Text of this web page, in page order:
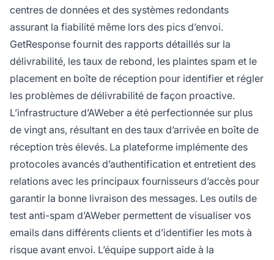
centres de données et des systèmes redondants
assurant la fiabilité même lors des pics d’envoi.
GetResponse fournit des rapports détaillés sur la
délivrabilité, les taux de rebond, les plaintes spam et le
placement en boîte de réception pour identifier et régler
les problèmes de délivrabilité de façon proactive.
L’infrastructure d’AWeber a été perfectionnée sur plus
de vingt ans, résultant en des taux d’arrivée en boîte de
réception très élevés. La plateforme implémente des
protocoles avancés d’authentification et entretient des
relations avec les principaux fournisseurs d’accès pour
garantir la bonne livraison des messages. Les outils de
test anti-spam d’AWeber permettent de visualiser vos
emails dans différents clients et d’identifier les mots à
risque avant envoi. L’équipe support aide à la